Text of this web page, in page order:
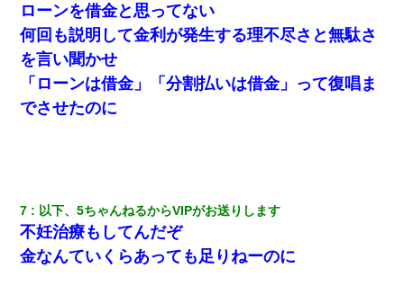
義兄嫁「娘が大学に入ったら下宿させて」私「しつこい、学校斡
旋のアパートに行け」→ 旦那が義兄に通報したら「志望校を変え
ろ！」とキレて・・・
新築の家で。クラクラするくらいの「白粉の匂い」が鼻につくも
嫁＆娘「そんな匂いしない…」ある日、友人奥「素敵なアンティ
ークですね！」俺（！？）
22歳の頃、父に36歳の男性とお見合いをしてくれと頼まれた。父
の親会社の経営者の息子さんだったので、父も喜んで私の写真を
送ったんだが→
ローンを借金と思ってない
何回も説明して金利が発生する理不尽さと無駄さ
を言い聞かせ
「ローンは借金」「分割払いは借金」って復唱ま
でさせたのに
7 以下、5ちゃんねるからVIPがお送りします
不妊治療もしてんだぞ
金なんていくらあっても足りねーのに